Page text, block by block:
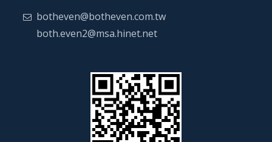
botheven@botheven.com.tw
both.even2@msa.hinet.net